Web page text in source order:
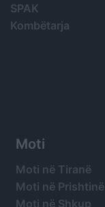
SPAK
Kombëtarja
Moti
Moti në Tiranë
Moti në Prishtinë
Moti në Shkup